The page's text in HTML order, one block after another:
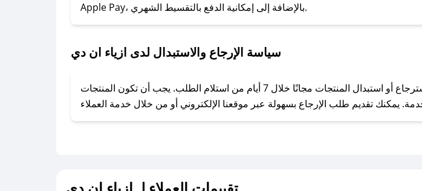
- اضغط على أيقونة متابعة لمتجر ازياء ان دي في تطبيق صحصح.
- تابع حسابنا الرسمي على تويتر وقم بتفعيل زر التنبيهات.
Apple Pay، بالإضافة إلى إمكانية الدفع بالتقسيط الشهري.
سياسة الإرجاع والاستبدال لدى ازياء ان دي
يحرص ازياء ان دي على توفير تجربة تسوق آمنة ومريحة لعملائه، حيث يمكنك استرجاع أو استبدال المنتجات مجانًا خلال 7 أيام من استلام الطلب. يجب أن تكون المنتجات